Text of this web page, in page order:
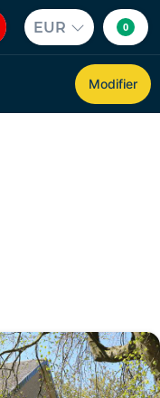
EUR 0
Modifier